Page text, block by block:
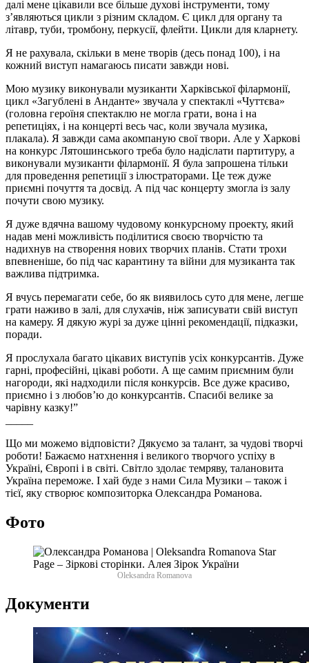
далі мене цікавили все більше духові інструменти, тому
з’являються цикли з різним складом. Є цикл для органу та
літавр, туби, тромбону, перкусії, флейти. Цикли для кларнету.
Я не рахувала, скільки в мене творів (десь понад 100), і на
кожний виступ намагаюсь писати завжди нові.
Мою музику виконували музиканти Харківської філармонії,
цикл «Загублені в Анданте» звучала у спектаклі «Чуттєва»
(головна героїня спектаклю не могла грати, вона і на
репетиціях, і на концерті весь час, коли звучала музика,
плакала). Я завжди сама акомпаную свої твори. Але у Харкові
на конкурс Лятошинського треба було надіслати партитуру, а
виконували музиканти філармонії. Я була запрошена тільки
для проведення репетиції з ілюстраторами. Це теж дуже
приємні почуття та досвід. А під час концерту змогла із залу
почути свою музику.
Я дуже вдячна вашому чудовому конкурсному проекту, який
надав мені можливість поділитися своєю творчістю та
надихнув на створення нових творчих планів. Стати трохи
впевненіше, бо під час карантину та війни для музиканта так
важлива підтримка.
Я вчусь перемагати себе, бо як виявилось суто для мене, легше
грати наживо в залі, для слухачів, ніж записувати свій виступ
на камеру. Я дякую журі за дуже цінні рекомендації, підказки,
поради.
Я прослухала багато цікавих виступів усіх конкурсантів. Дуже
гарні, професійні, цікаві роботи. А ще самим приємним були
нагороди, які надходили після конкурсів. Все дуже красиво,
приємно і з любов’ю до конкурсантів. Спасибі велике за
чарівну казку!”
Що ми можемо відповісти? Дякуємо за талант, за чудові творчі
роботи! Бажаємо натхнення і великого творчого успіху в
Україні, Європі і в світі. Світло здолає темряву, талановита
Україна переможе. І хай буде з нами Сила Музики – також і
тієї, яку створює композиторка Олександра Романова.
Фото
Oleksandra Romanova
Документи